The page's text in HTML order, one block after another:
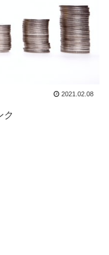
2021.02.08
ク